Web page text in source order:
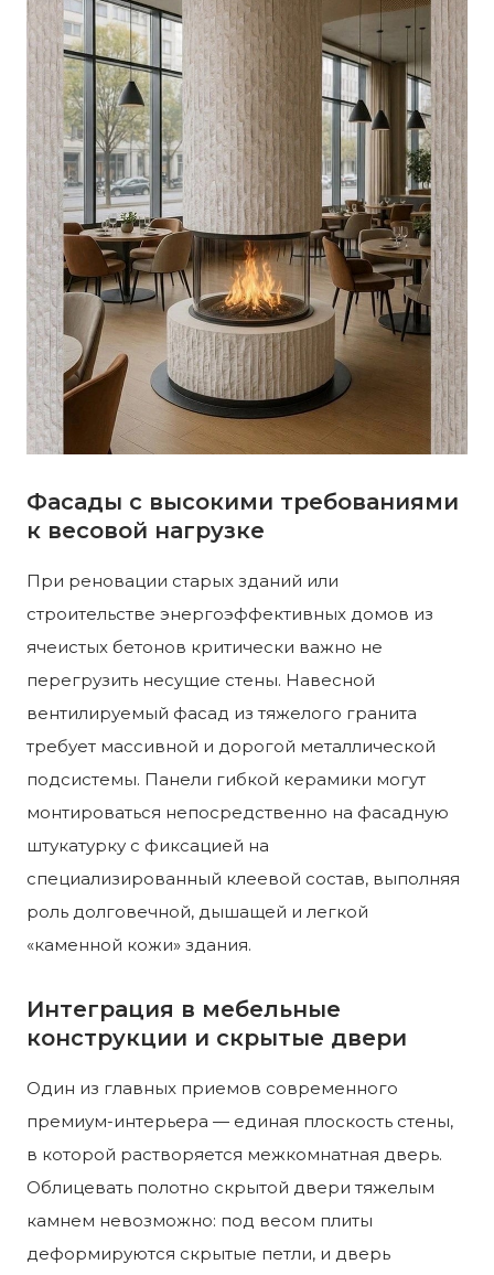
Фасады с высокими требованиями
к весовой нагрузке
При реновации старых зданий или
строительстве энергоэффективных домов из
ячеистых бетонов критически важно не
перегрузить несущие стены. Навесной
вентилируемый фасад из тяжелого гранита
требует массивной и дорогой металлической
подсистемы. Панели гибкой керамики могут
монтироваться непосредственно на фасадную
штукатурку с фиксацией на
специализированный клеевой состав, выполняя
роль долговечной, дышащей и легкой
«каменной кожи» здания.
Интеграция в мебельные
конструкции и скрытые двери
Один из главных приемов современного
премиум-интерьера — единая плоскость стены,
в которой растворяется межкомнатная дверь.
Облицевать полотно скрытой двери тяжелым
камнем невозможно: под весом плиты
деформируются скрытые петли, и дверь